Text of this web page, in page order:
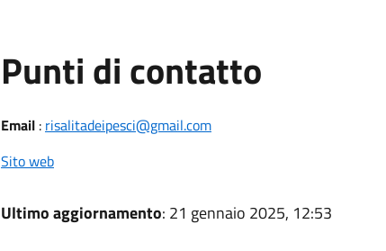
Punti di contatto
Email: risalitadeipesci@gmail.com
Sito web
Ultimo aggiornamento: 21 gennaio 2025, 12:53